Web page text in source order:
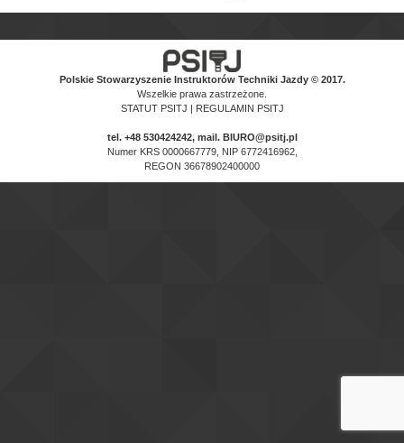
Polskie Stowarzyszenie Instruktorów Techniki Jazdy © 2017.
Wszelkie prawa zastrzeżone.
STATUT PSITJ | REGULAMIN PSITJ
tel. +48 530424242, mail. BIURO@psitj.pl
Numer KRS 0000667779, NIP 6772416962,
REGON 36678902400000